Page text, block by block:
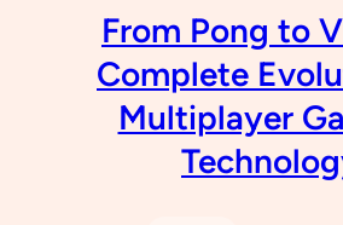
From Pong to
Complete
Multiplayer